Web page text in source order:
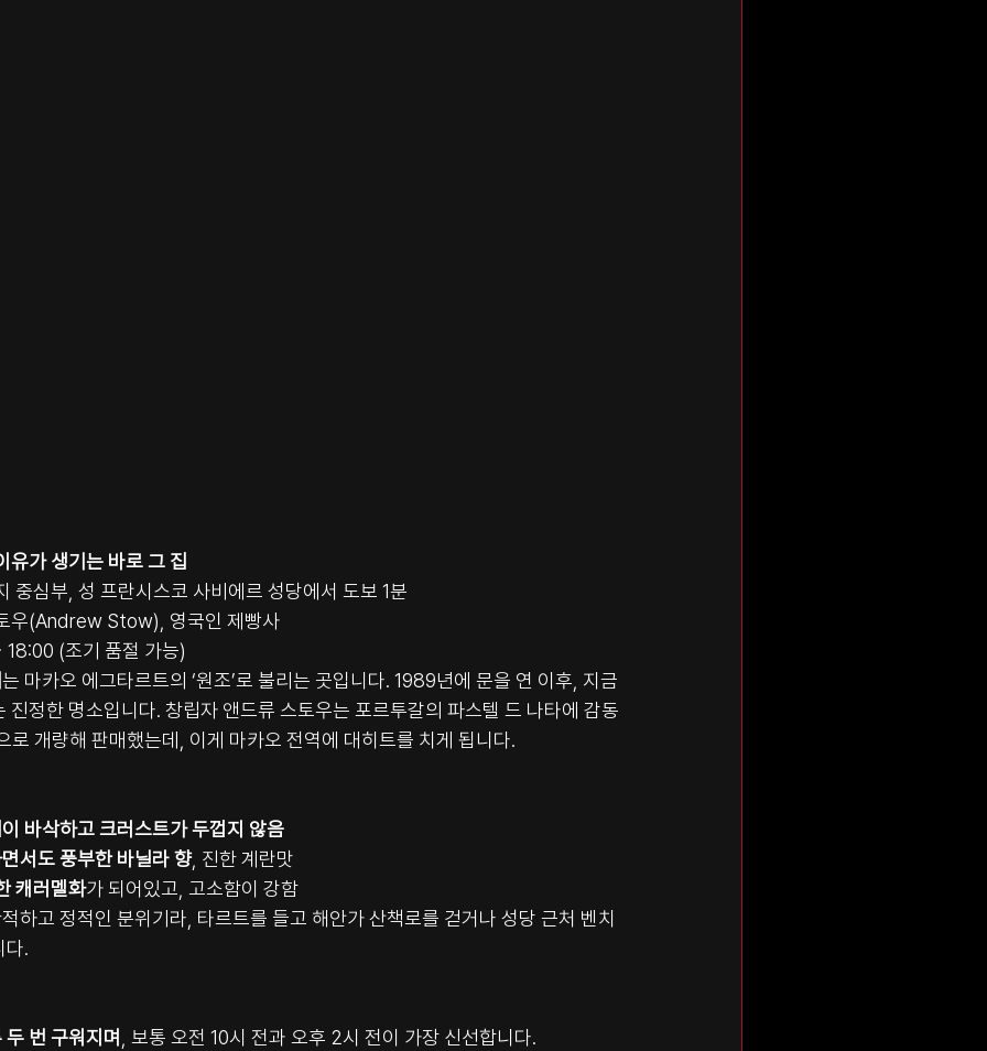
유가 생기는 바로 그 집
중심부, 성 프란시스코 사비에르 성당에서 도보 1분
우(Andrew Stow), 영국인 제빵사
(조기 품절 가능)
는 마카오 에그타르트의 ‘원조’로 불리는 곳입니다. 1989년에 문을 연 이후, 지금
진정한 명소입니다. 창립자 앤드류 스토우는 포르투갈의 파스텔 드 나타에 감동
로 개량해 판매했는데, 이게 마카오 전역에 대히트를 치게 됩니다.
바삭하고 크러스트가 두껍지 않음
서도 풍부한 바닐라 향, 진한 계란맛
캐러멜화가 되어있고, 고소함이 강함
하고 정적인 분위기라, 타르트를 들고 해안가 산책로를 걷거나 성당 근처 벤치
다.
두 번 구워지며
, 보통 오전 10시 전과 오후 2시 전이 가장 신선합니다.